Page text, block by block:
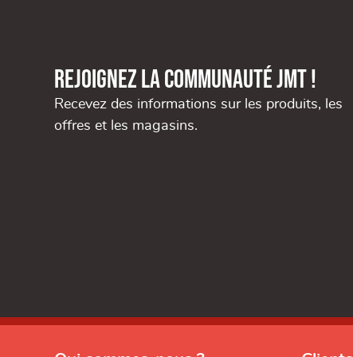
Rejoignez la communauté JMT !
Recevez des informations sur les produits, les
offres et les magasins.